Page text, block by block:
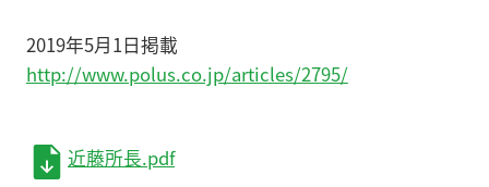
2019年5月1日掲載
http://www.polus.co.jp/articles/2795/
近藤所長.pdf